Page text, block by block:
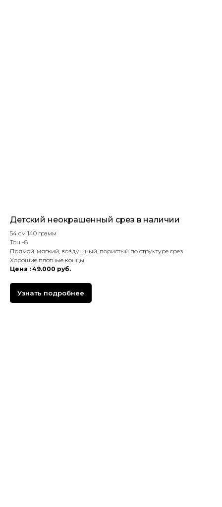
Детский неокрашенный срез в наличии
54 см 140 грамм
Тон -8
Прямой, мягкий, воздушный, пористый по структуре срез
Хорошие плотные концы
Цена : 49.000 руб.
Узнать подробнее